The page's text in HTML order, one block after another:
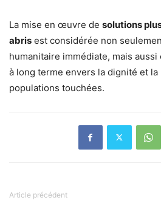
La mise en œuvre de solutions
abris est considérée non
humanitaire immédiate, mais
à long terme envers la dignité et
populations touchées.
Article précédent